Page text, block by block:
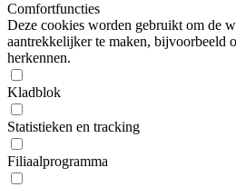
Comfortfuncties
Deze cookies worden gebruikt om de
aantrekkelijker te maken, bijvoorbeeld
herkennen.
Kladblok
Statistieken en tracking
Filiaalprogramma